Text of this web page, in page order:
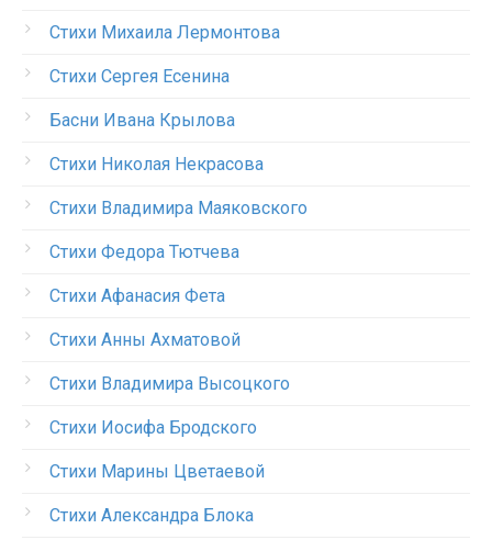
Стихи Михаила Лермонтова
Стихи Сергея Есенина
Басни Ивана Крылова
Стихи Николая Некрасова
Стихи Владимира Маяковского
Стихи Федора Тютчева
Стихи Афанасия Фета
Стихи Анны Ахматовой
Стихи Владимира Высоцкого
Стихи Иосифа Бродского
Стихи Марины Цветаевой
Стихи Александра Блока